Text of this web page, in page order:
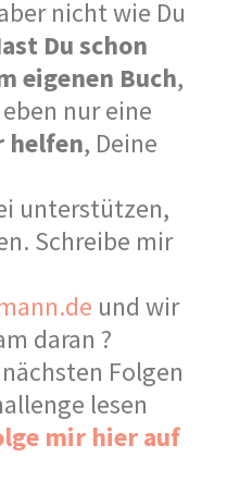
nicht wie Du
Du schon
eigenen Buch,
nur eine
helfen, Deine
unterstützen,
Schreibe mir
und wir
daran ?
Folgen
lesen
mir hier auf